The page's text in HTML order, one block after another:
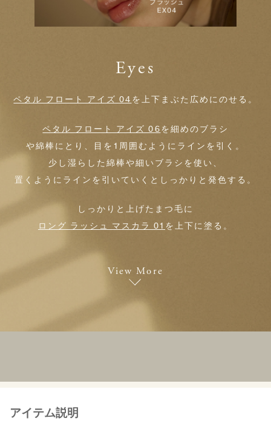
Eyes
ペタル フロート アイズ 04 を上下まぶた広めにのせる。
ペタル フロート アイズ 06を細めのブラシ
や綿棒にとり、目を1周囲むようにラインを引く。
少し湿らした綿棒や細いブラシを使い、
置くようにラインを引いていくとしっかりと発色する。
しっかりと上げたまつ毛に
ロング ラッシュ マスカラ 01 を上下に塗る。
View More
アイテム説明